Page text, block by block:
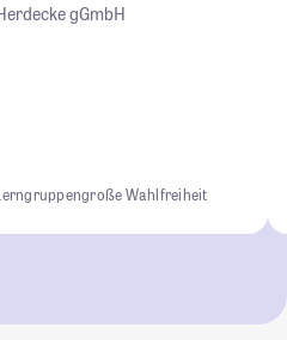
gGmbH
große Wahlfreiheit